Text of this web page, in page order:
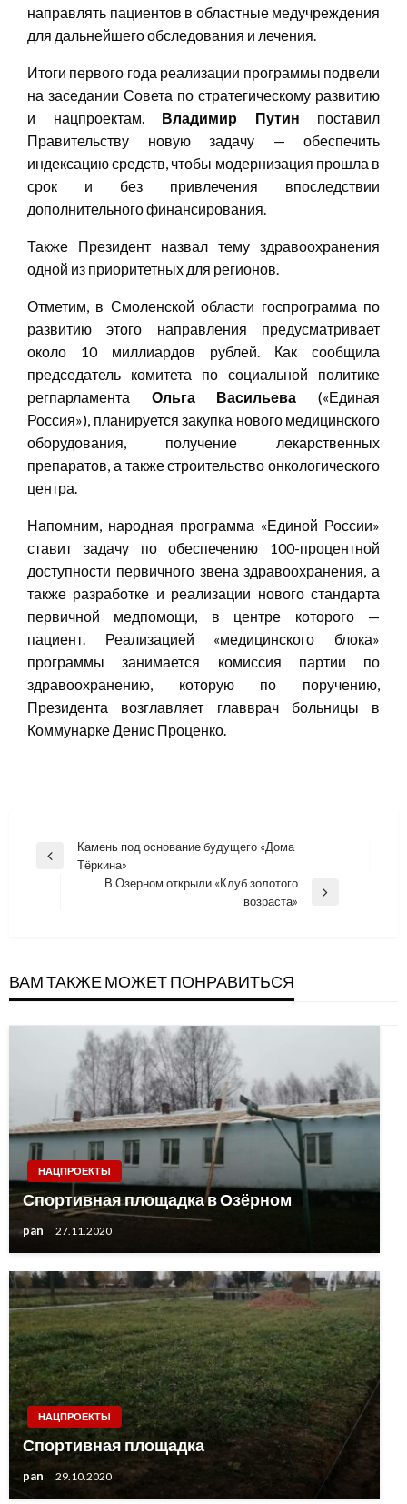
направлять пациентов в областные медучреждения
для дальнейшего обследования и лечения.
Итоги первого года реализации программы подвели
на заседании Совета по стратегическому развитию
и нацпроектам. Владимир Путин поставил
Правительству новую задачу — обеспечить
индексацию средств, чтобы модернизация прошла в
срок и без привлечения впоследствии
дополнительного финансирования.
Также Президент назвал тему здравоохранения
одной из приоритетных для регионов.
Отметим, в Смоленской области госпрограмма по
развитию этого направления предусматривает
около 10 миллиардов рублей. Как сообщила
председатель комитета по социальной политике
регпарламента Ольга Васильева («Единая
Россия»), планируется закупка нового медицинского
оборудования, получение лекарственных
препаратов, а также строительство онкологического
центра.
Напомним, народная программа «Единой России»
ставит задачу по обеспечению 100-процентной
доступности первичного звена здравоохранения, а
также разработке и реализации нового стандарта
первичной медпомощи, в центре которого —
пациент. Реализацией «медицинского блока»
программы занимается комиссия партии по
здравоохранению, которую по поручению,
Президента возглавляет главврач больницы в
Коммунарке Денис Проценко.
Навигация
Previous
Камень под основание будущего «Дома
Тёркина»
В Озерном открыли «Клуб золотого
возраста»
ВАМ ТАКЖЕ МОЖЕТ ПОНРАВИТЬСЯ
НАЦПРОЕКТЫ
Спортивная площадка в Озёрном
pan 27.11.2020
НАЦПРОЕКТЫ
Спортивная площадка
pan 29.10.2020